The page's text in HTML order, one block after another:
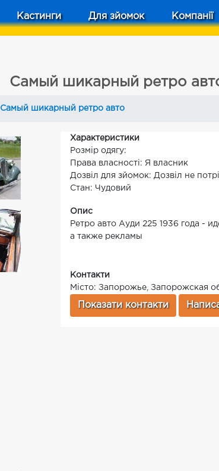
Кастинги Для зйомок Компанії
Самый шикарный ретро
Самый шикарный ретро авто
Характеристики
Розмір одягу:
Права власності: Я власник
Дозвіл для зйомок: Дозвіл не
Стан: Чудовий
Опис
Ретро авто Ауди 225 1936 года -
а также рекламы
Контакти
Місто: Запорожье, Запорожская
Показати контакти